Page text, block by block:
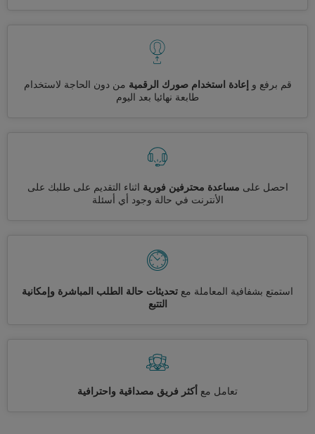
قم برفع و إعادة استخدام صورك الرقمية من دون الحاجة لاستخدام
طابعة نهائيا بعد اليوم
احصل على مساعدة محترفين فورية اثناء التقديم على طلبك على
الأنترنت في حالة وجود أي أسئلة
استمتع بشفافية المعاملة مع تحديثات حالة الطلب المباشرة وإمكانية
التتبع
تعامل مع أكثر فريق مصداقية واحترافية